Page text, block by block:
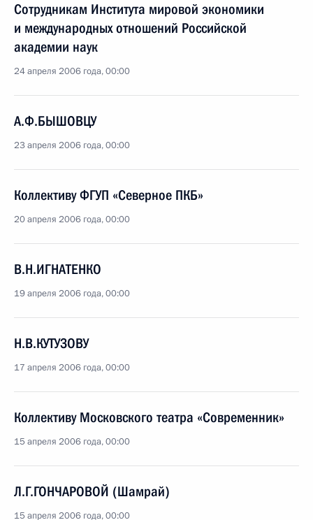
Сотрудникам Института мировой экономики
и международных отношений Российской
академии наук
24 апреля 2006 года, 00:00
А.Ф.БЫШОВЦУ
23 апреля 2006 года, 00:00
Коллективу ФГУП «Северное ПКБ»
20 апреля 2006 года, 00:00
В.Н.ИГНАТЕНКО
19 апреля 2006 года, 00:00
Н.В.КУТУЗОВУ
17 апреля 2006 года, 00:00
Коллективу Московского театра «Современник»
15 апреля 2006 года, 00:00
Л.Г.ГОНЧАРОВОЙ (Шамрай)
15 апреля 2006 года, 00:00